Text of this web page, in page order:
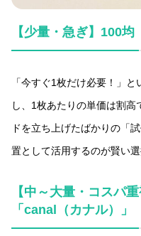
【少量・急ぎ】100
「今すぐ1枚だけ必要！」
し、1枚あたりの単価は割
ドを立ち上げたばかりの「
置として活用するのが賢い選
【中～大量・コスパ
「canal（カナル）」